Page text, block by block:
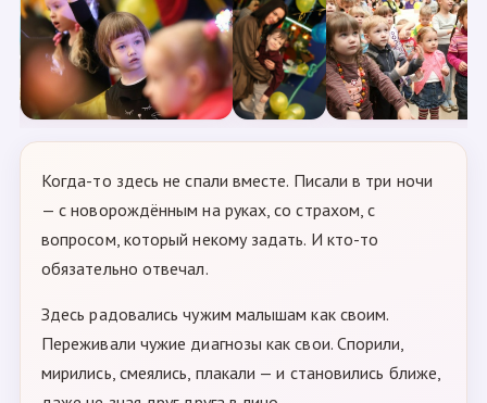
Когда-то здесь не спали вместе. Писали в три ночи
— с новорождённым на руках, со страхом, с
вопросом, который некому задать. И кто-то
обязательно отвечал.
Здесь радовались чужим малышам как своим.
Переживали чужие диагнозы как свои. Спорили,
мирились, смеялись, плакали — и становились ближе,